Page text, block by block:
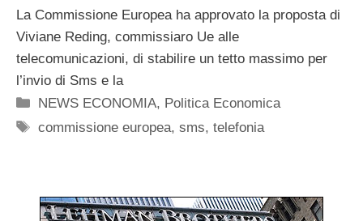
La Commissione Europea ha approvato la proposta di
Viviane Reding, commissiaro Ue alle
telecomunicazioni, di stabilire un tetto massimo per
l’invio di Sms e la
Categorie
NEWS ECONOMIA, Politica Economica
Tag
commissione europea,sms,telefonia